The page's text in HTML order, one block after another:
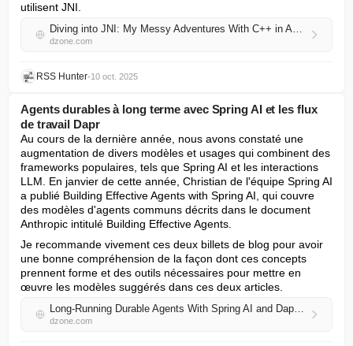
utilisent JNI.
Diving into JNI: My Messy Adventures With C++ in Android
dzone.com
RSS Hunter•10 oct. 2025
Agents durables à long terme avec Spring AI et les flux
de travail Dapr
Au cours de la dernière année, nous avons constaté une
augmentation de divers modèles et usages qui combinent des
frameworks populaires, tels que Spring AI et les interactions
LLM. En janvier de cette année, Christian de l'équipe Spring AI
a publié Building Effective Agents with Spring AI, qui couvre
des modèles d'agents communs décrits dans le document
Anthropic intitulé Building Effective Agents.
Je recommande vivement ces deux billets de blog pour avoir
une bonne compréhension de la façon dont ces concepts
prennent forme et des outils nécessaires pour mettre en
œuvre les modèles suggérés dans ces deux articles.
Long-Running Durable Agents With Spring AI and Dapr Workflows
dzone.com